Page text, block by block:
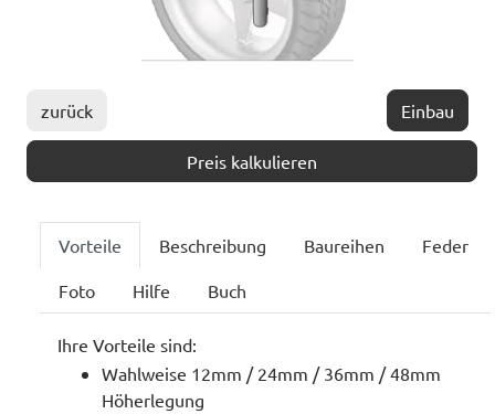
zurück Einbau
Preis kalkulieren
Vorteile Beschreibung Baureihen Feder
Foto Hilfe Buch
Ihre Vorteile sind:
Wahlweise 12mm / 24mm / 36mm / 48mm
Höherlegung